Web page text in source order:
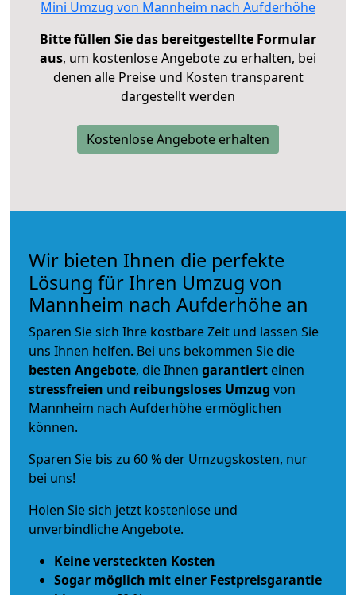
Mini Umzug von Mannheim nach Aufderhöhe
Bitte füllen Sie das bereitgestellte Formular
aus, um kostenlose Angebote zu erhalten, bei
denen alle Preise und Kosten transparent
dargestellt werden
Kostenlose Angebote erhalten
Wir bieten Ihnen die perfekte
Lösung für Ihren Umzug von
Mannheim nach Aufderhöhe an
Sparen Sie sich Ihre kostbare Zeit und lassen Sie
uns Ihnen helfen. Bei uns bekommen Sie die
besten Angebote, die Ihnen garantiert einen
stressfreien und reibungsloses Umzug von
Mannheim nach Aufderhöhe ermöglichen
können.
Sparen Sie bis zu 60 % der Umzugskosten, nur
bei uns!
Holen Sie sich jetzt kostenlose und
unverbindliche Angebote.
Keine versteckten Kosten
Sogar möglich mit einer Festpreisgarantie